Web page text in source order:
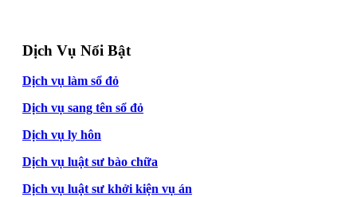
Dịch Vụ Nổi Bật
Dịch vụ làm sổ đỏ
Dịch vụ sang tên sổ đỏ
Dịch vụ ly hôn
Dịch vụ luật sư bào chữa
Dịch vụ luật sư khởi kiện vụ án